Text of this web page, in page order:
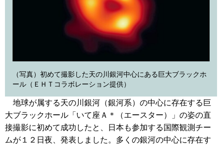
（写真）初めて撮影した天の川銀河中心にある巨大ブラックホ
ール（ＥＨＴコラボレーション提供）
地球が属する天の川銀河（銀河系）の中心に存在する巨
大ブラックホール「いて座Ａ＊（エースター）」の姿の直
接撮影に初めて成功したと、日本も参加する国際観測チー
ムが１２日夜、発表しました。多くの銀河の中心に存在す